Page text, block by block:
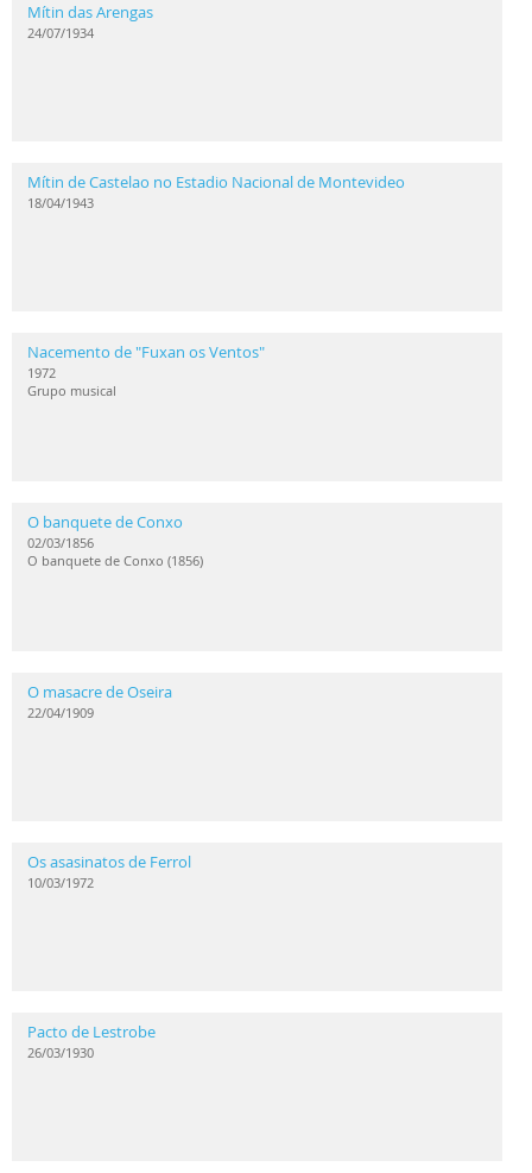
Mítin das Arengas
24/07/1934
Mítin de Castelao no Estadio Nacional de Montevideo
18/04/1943
Nacemento de "Fuxan os Ventos"
1972
Grupo musical
O banquete de Conxo
02/03/1856
O banquete de Conxo (1856)
O masacre de Oseira
22/04/1909
Os asasinatos de Ferrol
10/03/1972
Pacto de Lestrobe
26/03/1930